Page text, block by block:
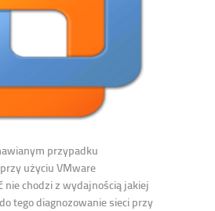
przypadku
użyciu VMware
nie chodzi z wydajnością jakiej
tego diagnozowanie sieci przy